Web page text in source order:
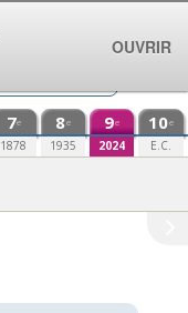
7e
1878
8e
1935
9e
2024
10e
E.C.
OUVRIR